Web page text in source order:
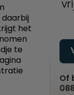
het
te
Of